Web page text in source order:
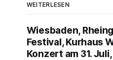
WEITERLESEN
Wiesbaden,
Festival, Kurhaus
Konzert am 31. Juli,